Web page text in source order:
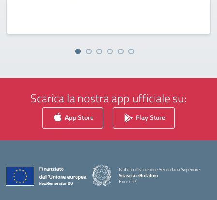
Scarica la nostra app ufficiale su:
App Store Play Store
Istituto d'Istruzione Secondaria Superiore
Sciascia e Bufalino
Erice (TP)